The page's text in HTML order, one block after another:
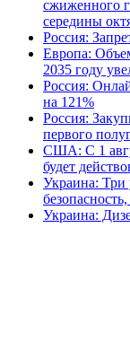
сжиженного
середины
Россия:
Европа:
2035 году
Россия:
на 121%
Россия:
первого
США: С 1
будет
Украина: Три
Украина: